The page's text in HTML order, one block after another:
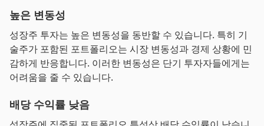
높은 변동성
성장주 투자는 높은 변동성을 동반할 수 있습니다. 특히 기
술주가 포함된 포트폴리오는 시장 변동성과 경제 상황에 민
감하게 반응합니다. 이러한 변동성은 단기 투자자들에게는
어려움을 줄 수 있습니다.
배당 수익률 낮음